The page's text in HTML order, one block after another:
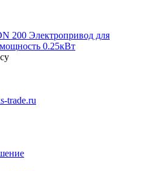
200 Электропривод для
0.25кВт
trade.ru